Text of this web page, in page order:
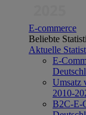
E-commerce
Beliebte
Aktuelle
E-
Umsatz
2010-
B2C-E-